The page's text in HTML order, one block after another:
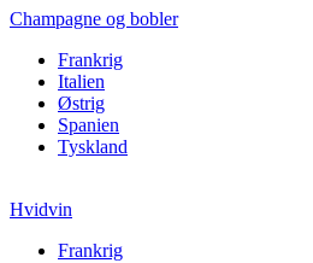
Champagne og bobler
Frankrig
Italien
Østrig
Spanien
Tyskland
Hvidvin
Frankrig